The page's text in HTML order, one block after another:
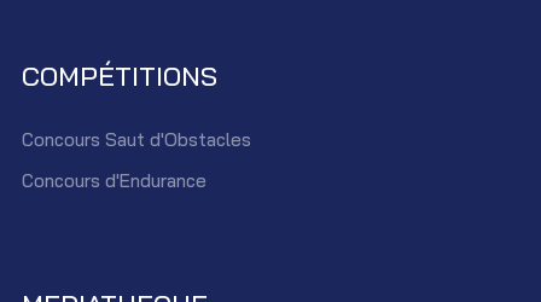
COMPÉTITIONS
Concours Saut d'Obstacles
Concours d'Endurance